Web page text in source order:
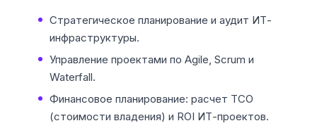
Стратегическое планирование и аудит ИТ-
инфраструктуры.
Управление проектами по Agile, Scrum и
Waterfall.
Финансовое планирование: расчет TCO
(стоимости владения) и ROI ИТ-проектов.